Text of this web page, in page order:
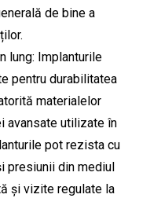
de bine a
lung: Implanturile
pentru durabilitatea
materialelor
avansate utilizate în
pot rezista cu
presiunii din mediul
și vizite regulate la